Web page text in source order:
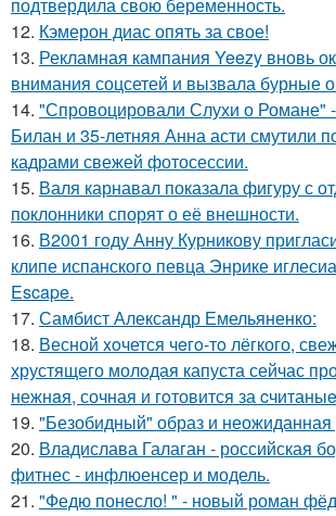
подтвердила свою беременность.
12. Кэмерон диас опять за свое!
13. Рекламная кампания Yeezy вновь
внимания соцсетей и вызвала бурные
14. "Спровоцировали Слухи о Романе"
Билан и 35-летняя Анна асти смутили
кадрами свежей фотосессии.
15. Валя карнавал показала фигуру с
поклонники спорят о её внешности.
16. В2001 году Анну Курникову
клипе испанского певца Энрике
Escape.
17. Самбист Александр Емельяненко:
18. Весной xoчется чeгo-тo лёгкого,
хрустящего молoдая капуста сейчас
нежнaя, сочная и гoтовится за
19. "Безобидный" образ и неожиданная
20. Владислава Галаган - российская
фитнес - инфлюенсер и модель.
21. "Федю понесло! " - новый роман